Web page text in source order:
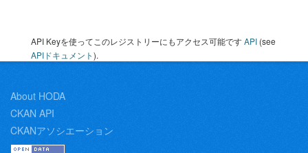
API Keyを使ってこのレジストリーにもアクセス可能ですAPI (see
APIドキュメント).
About HODA
CKAN API
CKANアソシエーション